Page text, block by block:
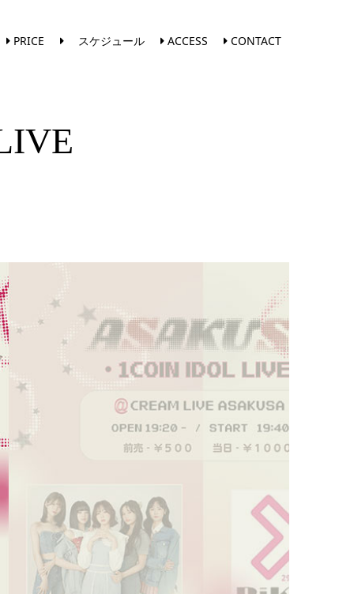
PRICE スケジュール ACCESS CONTACT